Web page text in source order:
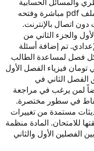
لتسهيل الحفظ والتطبيق. يمكن تحميل ملف pdf مباشرة وفتحه
اتصال بالإنترنت.
والجزء الثاني من
تم إضافة أسئلة
كل فصل لمساعدة الطالب
فيزياء الفصل الأول
الفصل الثاني في
لمن يرغب في مراجعة
في سطور مختصرة.
على تحديثات مستمدة من تغييرات
للامتحان. المادة منظمة
الفصلين الأول والثاني